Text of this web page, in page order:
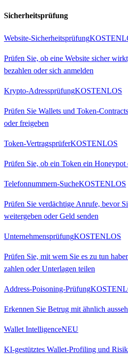
Sicherheitsprüfung
Website-Sicherheitsprüfung
Prüfen Sie, ob eine Website sicher
bezahlen oder sich anmelden
Krypto-AdressprüfungKOSTENLOS
Prüfen Sie Wallets und Token-
oder freigeben
Token-VertragsprüferKOSTENLOS
Prüfen Sie, ob ein Token ein
Telefonnummern-SucheKOSTENLOS
Prüfen Sie verdächtige Anrufe, bevor
weitergeben oder Geld senden
UnternehmensprüfungKOSTENLOS
Prüfen Sie, mit wem Sie es zu tun
zahlen oder Unterlagen teilen
Address-Poisoning-Prüfung
Erkennen Sie Betrug mit ähnlich
Wallet IntelligenceNEU
KI-gestütztes Wallet-Profiling und